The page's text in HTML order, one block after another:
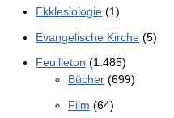
Ekklesiologie (1)
Evangelische Kirche (5)
Feuilleton (1.485)
Bücher (699)
Film (64)